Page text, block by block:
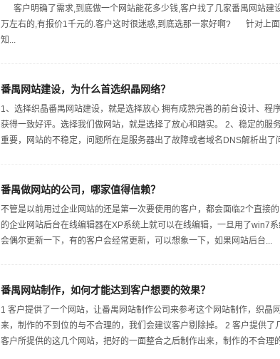
客户明确了需求,到底做一个网站能花多少钱,客户找了几家番禺网站建
万左右的,有报价1千元的.客户这时很迷惑,到底选那一家好啊? 针对上
知...
番禺网站建设，为什么首选织晶网络？
1、选择织晶番禺网站建设，就是选择放心 拥有成熟完善的前台设计、程
获得一致好评。选择我们做网站，就是选择了放心和踏实。 2、稳定的服
重要，网站的不稳定，问题所在是服务器出了故障或者域名DNS解析出了
番禺做网站的公司，哪家值得信赖？
不管是以前用过企业网站的还是第一次要使用的客户，都会面临2个直
的企业网站后台在线编辑器在XP系统上就可以在线编辑，一旦用了win7
会偶尔更新一下，有的客户会经常更新，可以想象一下，如果网站后台...
番禺网站制作，如何才能达到客户想要的效果？
1 客户提供了一个网站，让番禺网站制作公司来参考这个网站制作，织晶
来，制作的不到位的与不合理的，我们会建议客户剔除掉。 2 客户提供
客户所提供的这几个网站，把好的一面整合之后制作出来，制作的不合理